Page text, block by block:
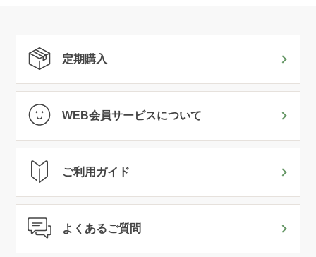
定期購入
WEB会員サービスについて
ご利用ガイド
よくあるご質問